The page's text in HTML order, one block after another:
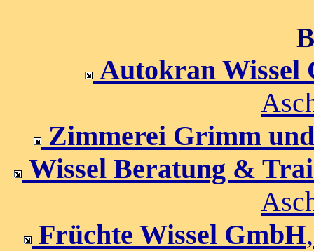
Autokran Wissel
Zimmerei Grimm
Wissel Beratung &
Früchte Wissel GmbH